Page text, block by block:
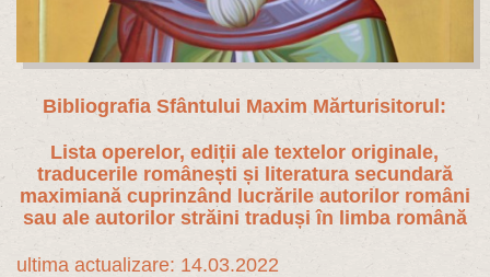
Bibliografia Sfântului Maxim Mărturisitorul:
Lista operelor, ediții ale textelor originale,
traducerile românești și literatura secundară
maximiană cuprinzând lucrările autorilor români
sau ale autorilor străini traduși în limba română
ultima actualizare: 14.03.2022